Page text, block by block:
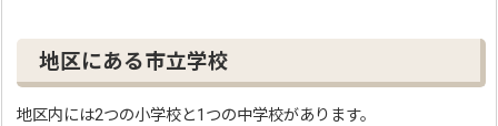
地区にある市立学校
地区内には2つの小学校と1つの中学校があります。